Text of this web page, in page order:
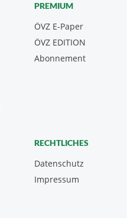
PREMIUM
ÖVZ E-Paper
Abonnement
ÖVZ EDITION
RECHTLICHES
Datenschutz
Impressum